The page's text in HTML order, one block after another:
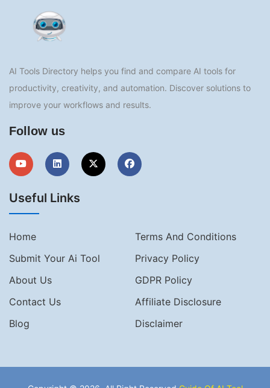
AI Tools Directory helps you find and compare AI tools for
productivity, creativity, and automation. Discover solutions to
improve your workflows and results.
Follow us
Useful Links
Home
Terms And Conditions
Submit Your Ai Tool
Privacy Policy
About Us
GDPR Policy
Contact Us
Affiliate Disclosure
Blog
Disclaimer